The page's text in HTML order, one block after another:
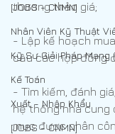
[JOBS - CNMN]
Nhân Viên Kỹ Thuật
Kỹ Sư Giải Pháp Mạng
Kế Toán
Xuất - Nhập Khẩu
[JOBS - CNMN]
thương thảo giá;
- Lập kế hoạch
cầu các hợp đồng
- Tìm kiếm, đánh
hệ thống nhà cung
mục được phân